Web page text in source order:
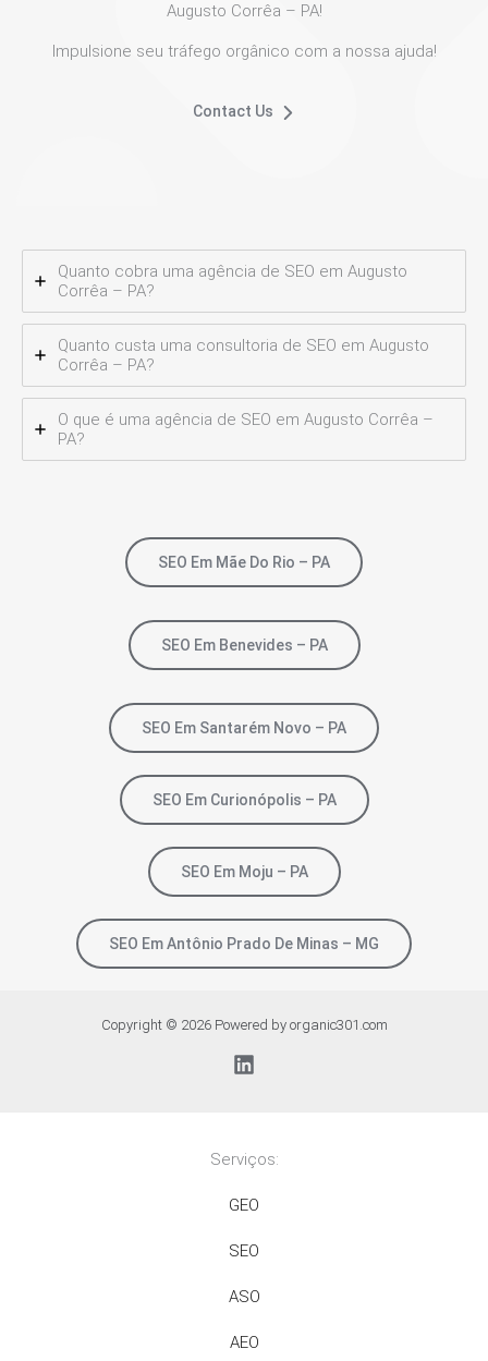
Augusto Corrêa – PA!
Impulsione seu tráfego orgânico com a nossa ajuda!
Contact Us
Quanto cobra uma agência de SEO em Augusto
Corrêa – PA?
Quanto custa uma consultoria de SEO em Augusto
Corrêa – PA?
O que é uma agência de SEO em Augusto Corrêa –
PA?
SEO Em Mãe Do Rio – PA
SEO Em Benevides – PA
SEO Em Santarém Novo – PA
SEO Em Curionópolis – PA
SEO Em Moju – PA
SEO Em Antônio Prado De Minas – MG
Copyright © 2026 Powered by organic301.com
Serviços:
GEO
SEO
ASO
AEO